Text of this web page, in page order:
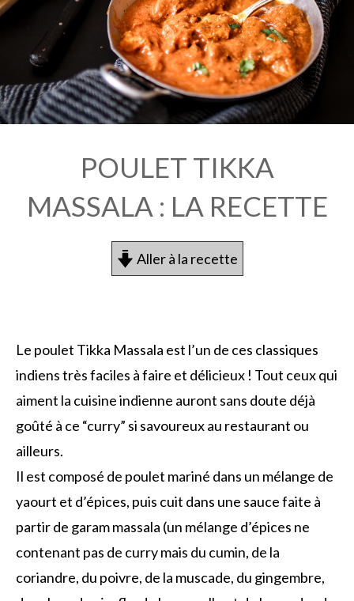
POULET TIKKA
MASSALA : LA RECETTE
Aller à la recette
Le poulet Tikka Massala est l’un de ces classiques
indiens très faciles à faire et délicieux ! Tout ceux qui
aiment la cuisine indienne auront sans doute déjà
goûté à ce “curry” si savoureux au restaurant ou
ailleurs.
Il est composé de poulet mariné dans un mélange de
yaourt et d’épices, puis cuit dans une sauce faite à
partir de garam massala (un mélange d’épices ne
contenant pas de curry mais du cumin, de la
coriandre, du poivre, de la muscade, du gingembre,